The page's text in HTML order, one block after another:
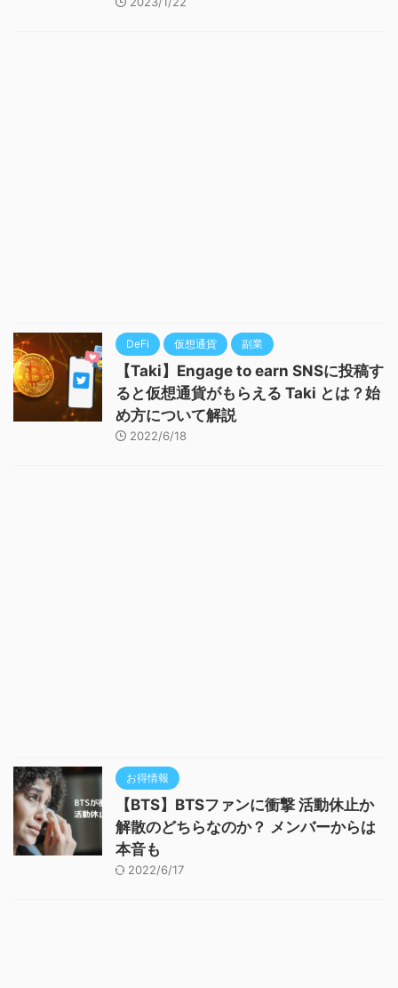
DeFi 仮想通貨 副業
【Taki】Engage to earn SNSに投稿す
ると仮想通貨がもらえる Taki とは？始
め方について解説
2022/6/18
お得情報
【BTS】BTSファンに衝撃 活動休止か
解散のどちらなのか？ メンバーからは
本音も
2022/6/17